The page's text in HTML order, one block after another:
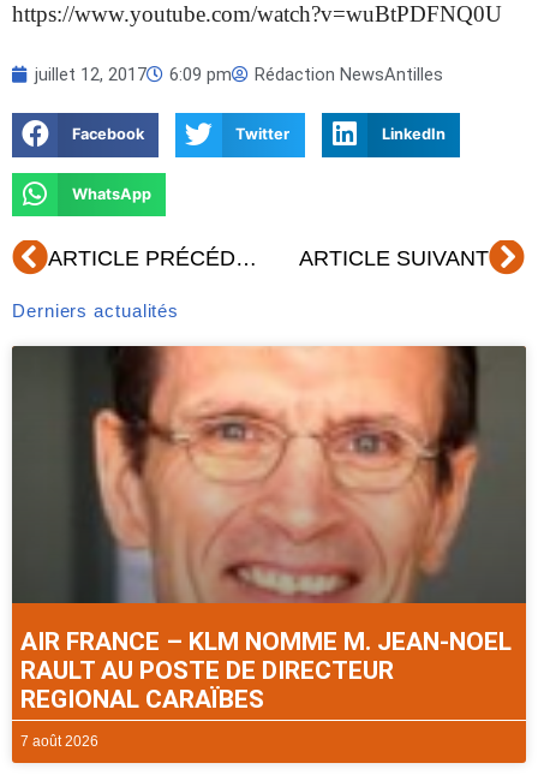
https://www.youtube.com/watch?v=wuBtPDFNQ0U
juillet 12, 2017 6:09 pm Rédaction NewsAntilles
Facebook Twitter LinkedIn
WhatsApp
Précédent ARTICLE PRÉCÉDENT ARTICLE SUIVANT
Derniers actualités
AIR FRANCE – KLM NOMME M. JEAN-NOEL
RAULT AU POSTE DE DIRECTEUR
REGIONAL CARAÏBES
7 août 2026